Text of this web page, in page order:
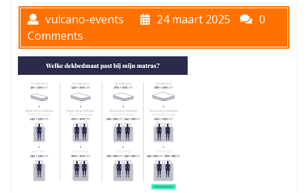
vulcano-events 24 maart 2025
0
Comments